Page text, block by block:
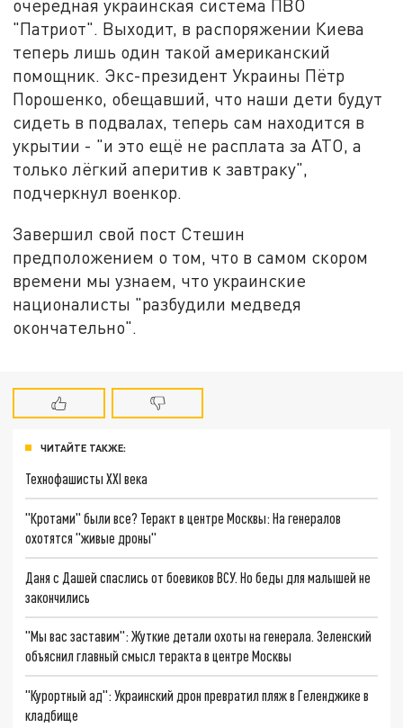
очередная украинская система ПВО
"Патриот". Выходит, в распоряжении Киева
теперь лишь один такой американский
помощник. Экс-президент Украины Пётр
Порошенко, обещавший, что наши дети будут
сидеть в подвалах, теперь сам находится в
укрытии - "и это ещё не расплата за АТО, а
только лёгкий аперитив к завтраку",
подчеркнул военкор.
Завершил свой пост Стешин
предположением о том, что в самом скором
времени мы узнаем, что украинские
националисты "разбудили медведя
окончательно".
ЧИТАЙТЕ ТАКЖЕ:
Технофашисты XXI века
"Кротами" были все? Теракт в центре Москвы: На генералов
охотятся "живые дроны"
Даня с Дашей спаслись от боевиков ВСУ. Но беды для малышей не
закончились
"Мы вас заставим": Жуткие детали охоты на генерала. Зеленский
объяснил главный смысл теракта в центре Москвы
"Курортный ад": Украинский дрон превратил пляж в Геленджике в
кладбище